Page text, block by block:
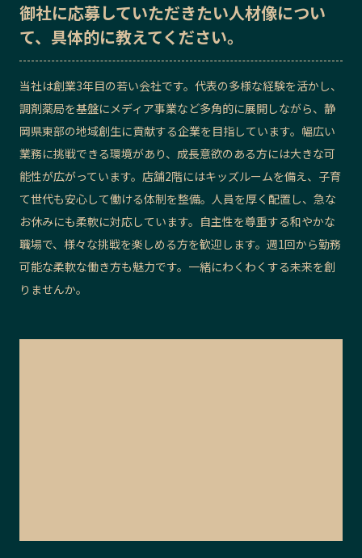
御社に応募していただきたい人材像につい
て、具体的に教えてください。
当社は創業3年目の若い会社です。代表の多様な経験を活かし、
調剤薬局を基盤にメディア事業など多角的に展開しながら、静
岡県東部の地域創生に貢献する企業を目指しています。幅広い
業務に挑戦できる環境があり、成長意欲のある方には大きな可
能性が広がっています。店舗2階にはキッズルームを備え、子育
て世代も安心して働ける体制を整備。人員を厚く配置し、急な
お休みにも柔軟に対応しています。自主性を尊重する和やかな
職場で、様々な挑戦を楽しめる方を歓迎します。週1回から勤務
可能な柔軟な働き方も魅力です。一緒にわくわくする未来を創
りませんか。